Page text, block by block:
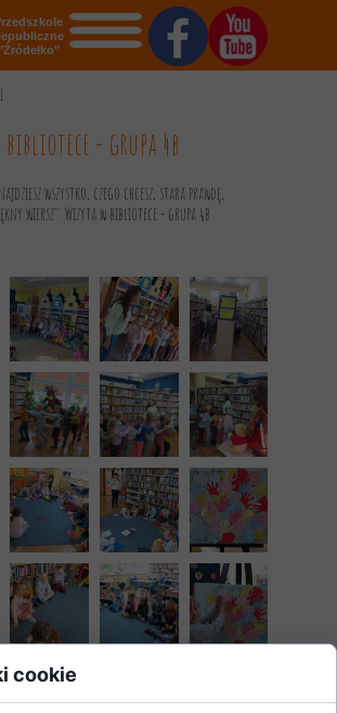
STRONA GŁÓWNA
OGŁOSZENIA
REKRUTACJA
GALERIA
KONTAKT
DOKUMENTY
"Źródełko"
- grupa 4b
wszystko, czego chcesz, stara prawdę,
wiersz". Wizyta w bibliotece - grupa 4b
cookie